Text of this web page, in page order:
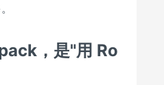
，是"用 Ro